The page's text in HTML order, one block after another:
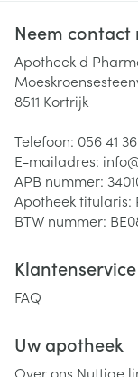
Neem contact
Apotheek d
8511 Kortrijk
Telefoon: 056 41
E-mailadres:
APB nummer:
Apotheek titularis:
BTW nummer:
Klantenservice
FAQ
Uw apotheek
Over ons Nuttige